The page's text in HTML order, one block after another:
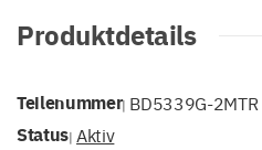
Produktdetails
Teilenummer| BD5339G-2MTR
Status| Aktiv